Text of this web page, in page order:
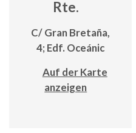
Rte.
C/ Gran Bretaña,
4; Edf. Oceánic
Auf der Karte
anzeigen